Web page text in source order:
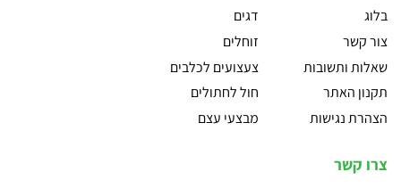
בלוג
צור קשר
שאלות ותשובות
תקנון האתר
הצהרת נגישות
דגים
זוחלים
צעצועים לכלבים
חול לחתולים
מבצעי עצם
צרו קשר